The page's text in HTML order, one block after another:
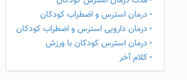
درمان استرس و اضطراب کودکان
درمان دارویی استرس و اضطراب کودکان
درمان استرس کودکان با ورزش
کلام آخر